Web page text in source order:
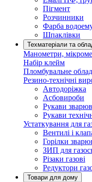
Пігмент
Розчинники
Фарба
Шпаклівки
Техматеріали та
Манометри,
Набір клейм
Пломбувальне
Резино-технічні
Автодоріжка
Асбовироби
Рукави
Рукави
Устаткування для
Вентилі і
Горілки
ЗИП для
Різаки газові
Редуктори
Товари для дому